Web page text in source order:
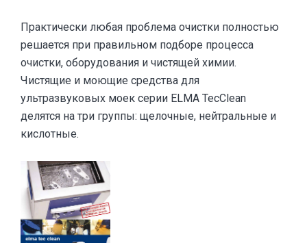
Практически любая проблема очистки полностью
решается при правильном подборе процесса
очистки, оборудования и чистящей химии.
Чистящие и моющие средства для
ультразвуковых моек серии ELMA TecClean
делятся на три группы: щелочные, нейтральные и
кислотные.